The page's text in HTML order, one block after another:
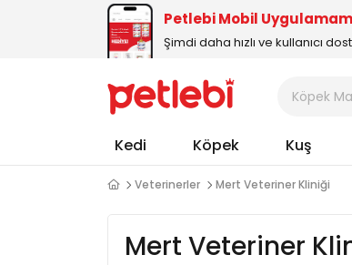
Petlebi Mobil
Şimdi daha hızlı ve kullanıcı
Kedi Köpek Kuş
Veterinerler Mert Veteriner Kliniği
Mert Veteriner